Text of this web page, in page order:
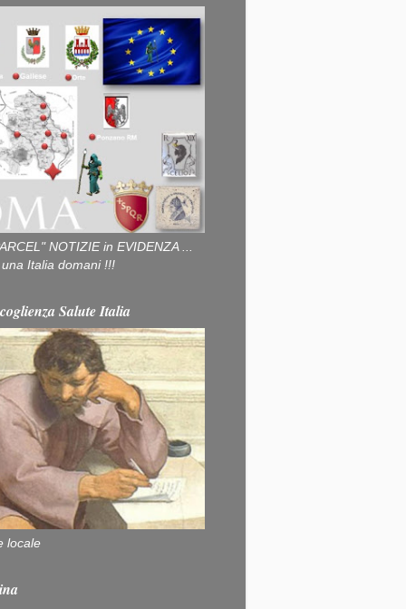
NOTIZIE in EVIDENZA ...
Italia domani !!!
Salute Italia
locale